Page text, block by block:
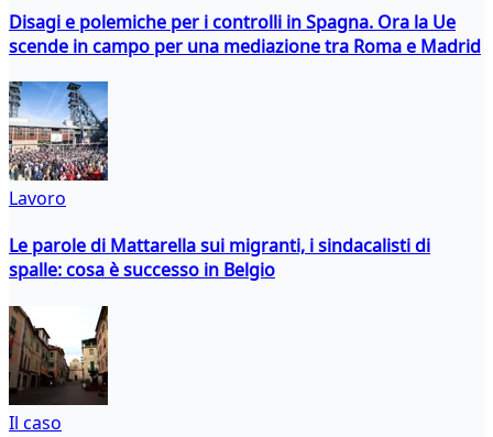
Disagi e polemiche per i controlli in Spagna. Ora la Ue
scende in campo per una mediazione tra Roma e Madrid
Lavoro
Le parole di Mattarella sui migranti, i sindacalisti di
spalle: cosa è successo in Belgio
Il caso